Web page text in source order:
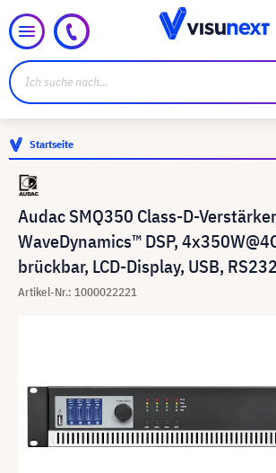
Startseite
Audac SMQ350 Class-D-
WaveDynamics™ DSP,
brückbar, LCD-Display, USB,
Artikel-Nr.: 1000022221